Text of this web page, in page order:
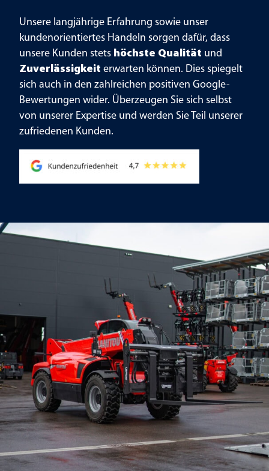
Unsere langjährige Erfahrung sowie unser
kundenorientiertes Handeln sorgen dafür, dass
unsere Kunden stets höchste Qualität und
Zuverlässigkeit erwarten können. Dies spiegelt
sich auch in den zahlreichen positiven Google-
Bewertungen wider. Überzeugen Sie sich selbst
von unserer Expertise und werden Sie Teil unserer
zufriedenen Kunden.